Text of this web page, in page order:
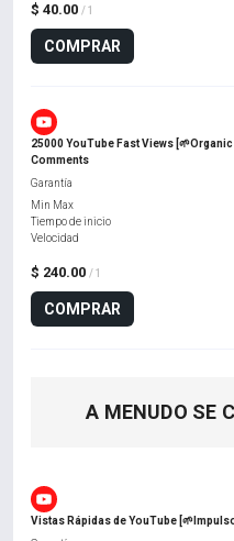
$ 40.00 / 1
COMPRAR
25000 YouTube Fast Views
Comments
$ 240.00 / 1
COMPRAR
Garantía
Min Max
Tiempo de inicio
Velocidad
A MENUDO SE
Vistas Rápidas de YouTube